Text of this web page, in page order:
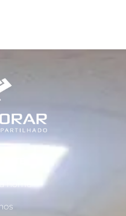
home